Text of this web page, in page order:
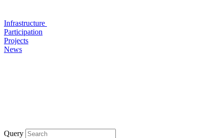
Infrastructure
Participation
Projects
News
Query